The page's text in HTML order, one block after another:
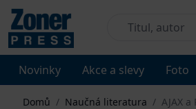
Novinky Akce a slevy Foto
Domů / Naučná literatura / AJAX a